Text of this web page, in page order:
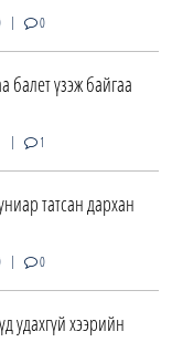
| 0
балет үзэж байгаа
| 1
татсан дархан
| 0
удахгүй хээрийн